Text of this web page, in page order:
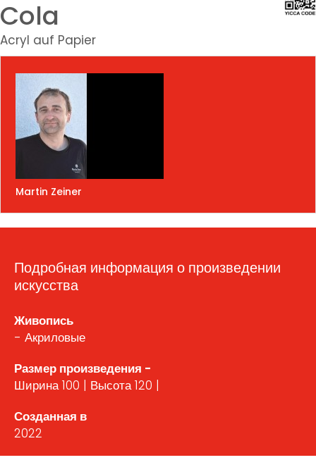
Cola
Acryl auf Papier
Martin Zeiner
Подробная информация о произведении
искусства
Живопись
- Акриловые
Размер произведения -
Ширина 100 | Высота 120 |
Созданная в
2022